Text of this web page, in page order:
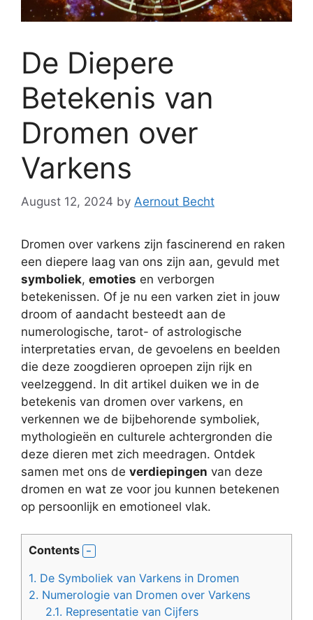
De Diepere
Betekenis van
Dromen over
Varkens
August 12, 2024 by Aernout Becht
Dromen over varkens zijn fascinerend en raken
een diepere laag van ons zijn aan, gevuld met
symboliek, emoties en verborgen
betekenissen. Of je nu een varken ziet in jouw
droom of aandacht besteedt aan de
numerologische, tarot- of astrologische
interpretaties ervan, de gevoelens en beelden
die deze zoogdieren oproepen zijn rijk en
veelzeggend. In dit artikel duiken we in de
betekenis van dromen over varkens, en
verkennen we de bijbehorende symboliek,
mythologieën en culturele achtergronden die
deze dieren met zich meedragen. Ontdek
samen met ons de verdiepingen van deze
dromen en wat ze voor jou kunnen betekenen
op persoonlijk en emotioneel vlak.
Contents
1. De Symboliek van Varkens in Dromen
2. Numerologie van Dromen over Varkens
2.1. Representatie van Cijfers